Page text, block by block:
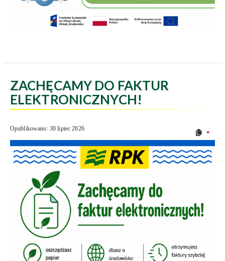
ZACHĘCAMY DO FAKTUR
ELEKTRONICZNYCH!
Opublikowano: 30 lipiec 2026